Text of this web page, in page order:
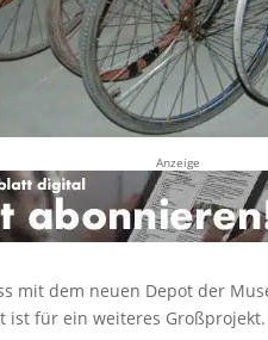
Anzeige
mit dem neuen Depot der
ist für ein weiteres Großprojekt.